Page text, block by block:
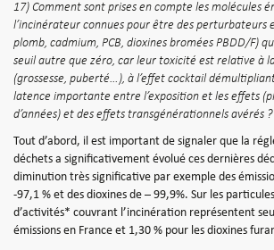
17) Comment sont prises en compte les molécules
l’incinérateur connues pour être des perturbateurs
plomb, cadmium, PCB, dioxines bromées PBDD/F)
seuil autre que zéro, car leur toxicité est relative à
(grossesse, puberté…), à l’effet cocktail
latence importante entre l’exposition et les effets
d’années) et des effets transgénérationnels avérés ?
Tout d’abord, il est important de signaler que la
déchets a significativement évolué ces dernières
diminution très significative par exemple des
-97,1 % et des dioxines de – 99,9%. Sur les
d’activités* couvrant l’incinération représentent
émissions en France et 1,30 % pour les dioxines